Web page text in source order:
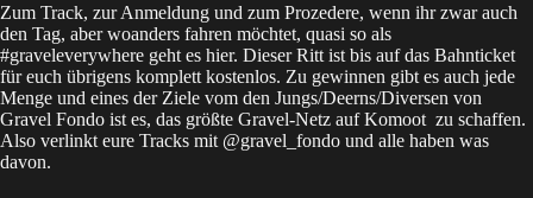
Zum Track, zur Anmeldung und zum Prozedere, wenn ihr zwar auch
den Tag, aber woanders fahren möchtet, quasi so als
#graveleverywhere geht es hier. Dieser Ritt ist bis auf das Bahnticket
für euch übrigens komplett kostenlos. Zu gewinnen gibt es auch jede
Menge und eines der Ziele vom den Jungs/Deerns/Diversen von
Gravel Fondo ist es, das größte Gravel-Netz aufKomoot zu schaffen.
Also verlinkt eure Tracks mit @gravel_fondo und alle haben was
davon.